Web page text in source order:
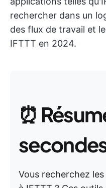
rechercher dans un
des flux de travail et
IFTTT en 2024.
⏰
Vous recherchez